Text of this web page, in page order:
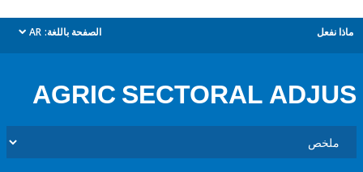
الصفحة باللغة: AR
dropdown
AGRIC SECTORAL